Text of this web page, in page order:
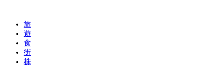
旅
遊
食
街
株